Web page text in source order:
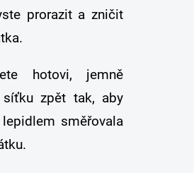
prorazit a zničit
hotovi, jemně
síťku zpět tak, aby
směřovala